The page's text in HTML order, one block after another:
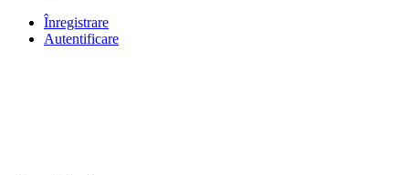
Înregistrare
Autentificare